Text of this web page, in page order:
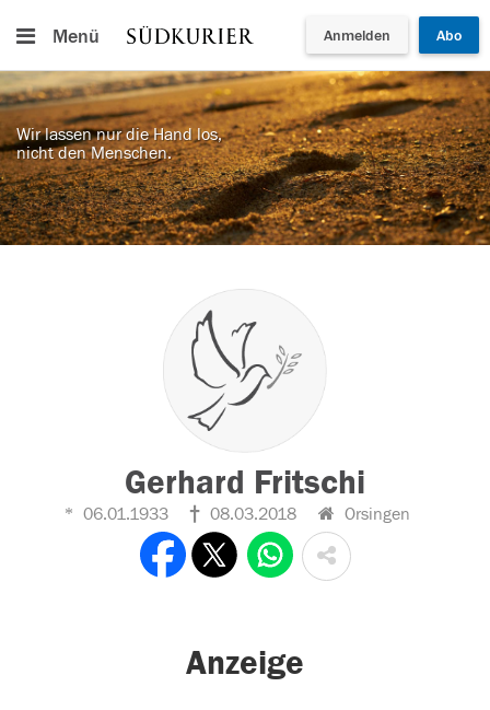
Menü Anmelden Abo
Wir lassen nur die Hand los,
nicht den Menschen.
Gerhard Fritschi
06.01.1933 08.03.2018 Orsingen
Anzeige